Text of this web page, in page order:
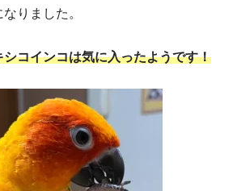
りました。
シコインコは気に入ったようです！